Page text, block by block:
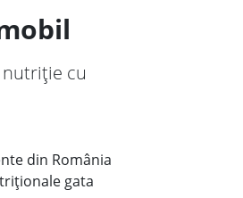
nutriție cu
din România
gata